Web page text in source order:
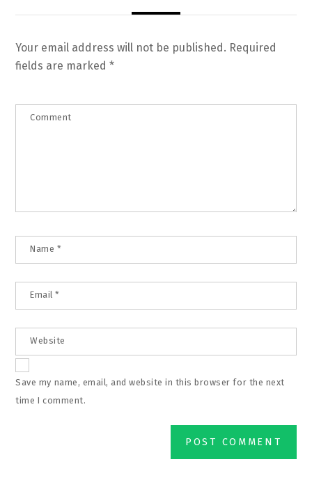
Your email address will not be published. Required
fields are marked*
Comment
Name *
Email*
Website
Save my name, email, and website in this browser for the next
time I comment.